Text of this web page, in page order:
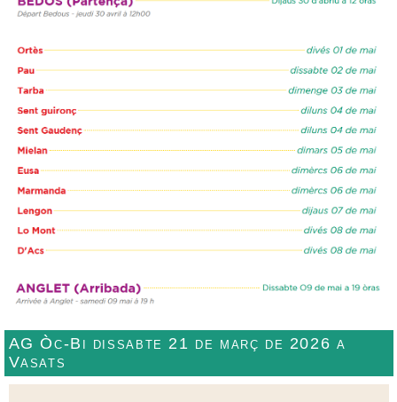
AG Òc-Bi dissabte 21 de març de 2026 a
Vasats